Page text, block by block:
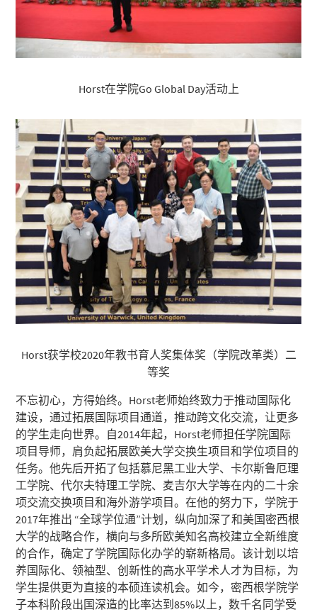
Horst在学院Go Global Day活动上
Horst获学校2020年教书育人奖集体奖（学院改革类）二
等奖
不忘初心，方得始终。Horst老师始终致力于推动国际化
建设，通过拓展国际项目通道，推动跨文化交流，让更多
的学生走向世界。自2014年起，Horst老师担任学院国际
项目导师，肩负起拓展欧美大学交换生项目和学位项目的
任务。他先后开拓了包括慕尼黑工业大学、卡尔斯鲁厄理
工学院、代尔夫特理工学院、麦吉尔大学等在内的二十余
项交流交换项目和海外游学项目。在他的努力下，学院于
2017年推出 “全球学位通”计划，纵向加深了和美国密西根
大学的战略合作，横向与多所欧美知名高校建立全新维度
的合作，确定了学院国际化办学的崭新格局。该计划以培
养国际化、领袖型、创新性的高水平学术人才为目标，为
学生提供更为直接的本硕连读机会。如今，密西根学院学
子本科阶段出国深造的比率达到85%以上，数千名同学受